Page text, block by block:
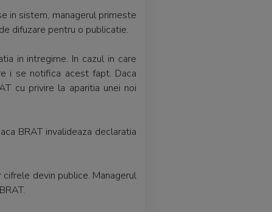
in sistem, managerul primeste
difuzare pentru o publicatie.
in intregime. In cazul in care
i se notifica acest fapt. Daca
cu privire la aparitia unei noi
BRAT invalideaza declaratia
devin publice. Managerul